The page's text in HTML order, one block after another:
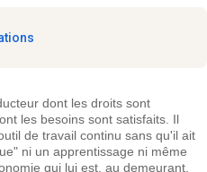
dont les droits sont
les besoins sont satisfaits. Il
de travail continu sans qu'il ait
ni un apprentissage ni même
qui lui est, au demeurant,